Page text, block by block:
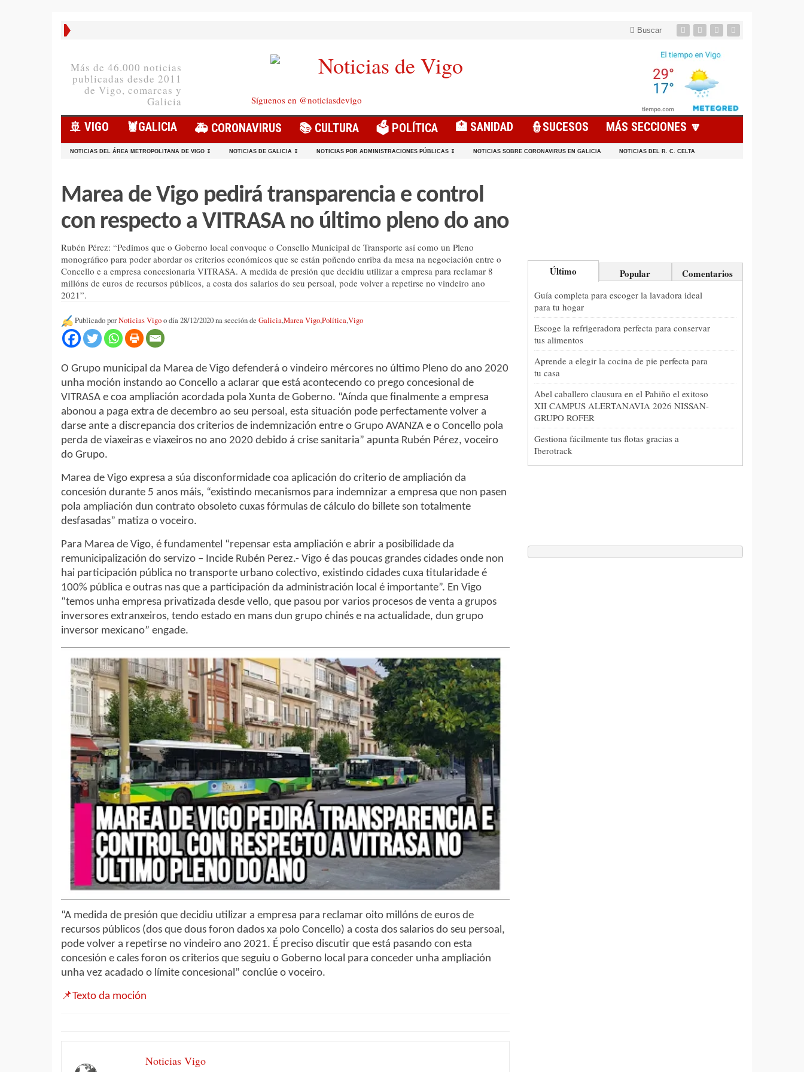
Buscar
Más de 46.000 noticias
publicadas desde 2011
de Vigo, comarcas y
Galicia
Síguenos en @noticiasdevigo
🚢 VIGO 🦞️GALICIA 🚑 CORONAVIRUS 📚 CULTURA 🗳️ POLÍTICA 🏥 SANIDAD 👮SUCESOS MÁS SECCIONES 🔽
NOTICIAS DEL ÁREA METROPOLITANA DE VIGO ↧ NOTICIAS DE GALICIA ↧ NOTICIAS POR ADMINISTRACIONES PÚBLICAS ↧ NOTICIAS SOBRE CORONAVIRUS EN GALICIA NOTICIAS DEL R. C. CELTA
Marea de Vigo pedirá transparencia e control
con respecto a VITRASA no último pleno do ano
Rubén Pérez: “Pedimos que o Goberno local convoque o Consello Municipal de Transporte así como un Pleno
monográfico para poder abordar os criterios económicos que se están poñendo enriba da mesa na negociación entre o
Concello e a empresa concesionaria VITRASA. A medida de presión que decidiu utilizar a empresa para reclamar 8
millóns de euros de recursos públicos, a costa dos salarios do seu persoal, pode volver a repetirse no vindeiro ano
2021”.
Publicado porNoticias Vigoo día 28/12/2020 na sección de Galicia,Marea Vigo,Política,Vigo
O Grupo municipal da Marea de Vigo defenderá o vindeiro mércores no último Pleno do ano 2020
unha moción instando ao Concello a aclarar que está acontecendo co prego concesional de
VITRASA e coa ampliación acordada pola Xunta de Goberno. “Aínda que finalmente a empresa
abonou a paga extra de decembro ao seu persoal, esta situación pode perfectamente volver a
darse ante a discrepancia dos criterios de indemnización entre o Grupo AVANZA e o Concello pola
perda de viaxeiras e viaxeiros no ano 2020 debido á crise sanitaria” apunta Rubén Pérez, voceiro
do Grupo.
Marea de Vigo expresa a súa disconformidade coa aplicación do criterio de ampliación da
concesión durante 5 anos máis, “existindo mecanismos para indemnizar a empresa que non pasen
pola ampliación dun contrato obsoleto cuxas fórmulas de cálculo do billete son totalmente
desfasadas” matiza o voceiro.
Para Marea de Vigo, é fundamentel “repensar esta ampliación e abrir a posibilidade da
remunicipalización do servizo – Incide Rubén Perez.- Vigo é das poucas grandes cidades onde non
hai participación pública no transporte urbano colectivo, existindo cidades cuxa titularidade é
100% pública e outras nas que a participación da administración local é importante”. En Vigo
“temos unha empresa privatizada desde vello, que pasou por varios procesos de venta a grupos
inversores extranxeiros, tendo estado en mans dun grupo chinés e na actualidade, dun grupo
inversor mexicano” engade.
“A medida de presión que decidiu utilizar a empresa para reclamar oito millóns de euros de
recursos públicos (dos que dous foron dados xa polo Concello) a costa dos salarios do seu persoal,
pode volver a repetirse no vindeiro ano 2021. É preciso discutir que está pasando con esta
concesión e cales foron os criterios que seguiu o Goberno local para conceder unha ampliación
unha vez acadado o límite concesional” conclúe o voceiro.
📌Texto da moción
Noticias Vigo
Último Popular Comentarios
Guía completa para escoger la lavadora ideal
para tu hogar
Escoge la refrigeradora perfecta para conservar
tus alimentos
Aprende a elegir la cocina de pie perfecta para
tu casa
Abel caballero clausura en el Pahiño el exitoso
XII CAMPUS ALERTANAVIA 2026 NISSAN-
GRUPO ROFER
Gestiona fácilmente tus flotas gracias a
Iberotrack